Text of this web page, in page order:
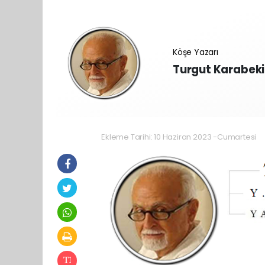
Köşe Yazarı
Turgut
Ekleme Tarihi: 10 Haziran 2023 -Cumartesi